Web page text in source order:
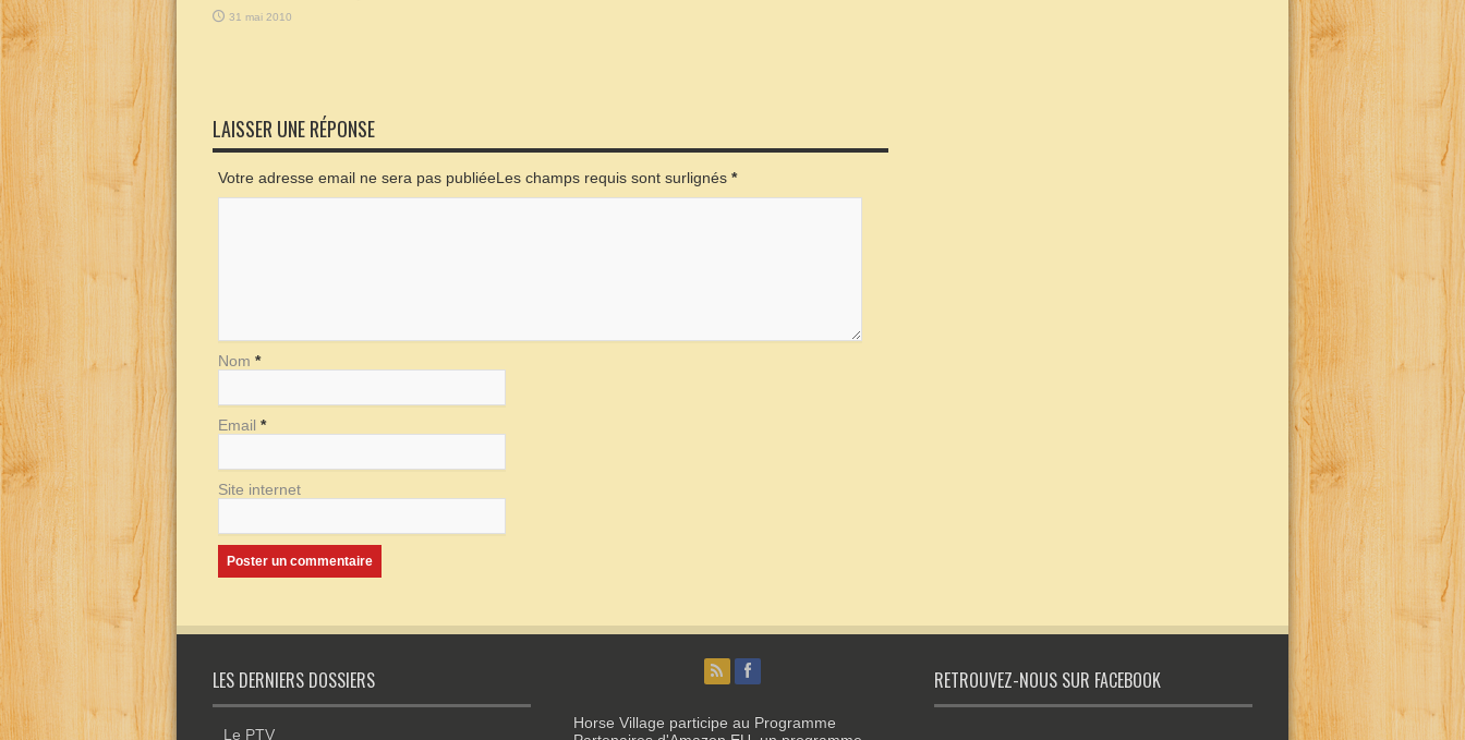
31 mai 2010
LAISSER UNE RÉPONSE
Votre adresse email ne sera pas publiéeLes champs requis sont surlignés *
Nom *
Email *
Site internet
LES DERNIERS DOSSIERS
Le PTV
Horse Village participe au Programme
RETROUVEZ-NOUS SUR FACEBOOK